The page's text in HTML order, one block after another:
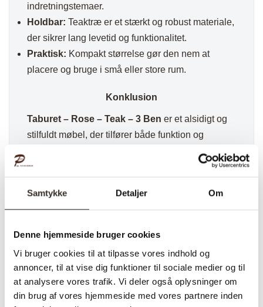
Samtykke Detaljer Om
Denne hjemmeside bruger cookies
Vi bruger cookies til at tilpasse vores indhold og
annoncer, til at vise dig funktioner til sociale medier og til
at analysere vores trafik. Vi deler også oplysninger om
din brug af vores hjemmeside med vores partnere inden
indretningstemaer.
Holdbar: Teaktræ er et stærkt og robust materiale,
der sikrer lang levetid og funktionalitet.
Praktisk: Kompakt størrelse gør den nem at
placere og bruge i små eller store rum.
Konklusion
Taburet – Rose – Teak – 3 Ben er et alsidigt og
stilfuldt møbel, der tilfører både funktion og
kompakte størrelse og multifunktionelle design, er
rum.
✅ Kvalitet & Design
✅ 14 dages fuld returret
✅ Levering: 1-3 dage
✅ Stk. pris
✅Træsort: Teak